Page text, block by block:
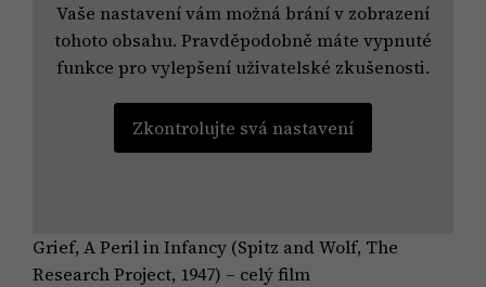
Vaše nastavení vám možná brání v zobrazení
tohoto obsahu. Pravděpodobně máte vypnuté
funkce pro vylepšení uživatelské zkušenosti.
Zkontrolujte svá nastavení
Grief, A Peril in Infancy (Spitz and Wolf, The
Research Project, 1947) – celý film